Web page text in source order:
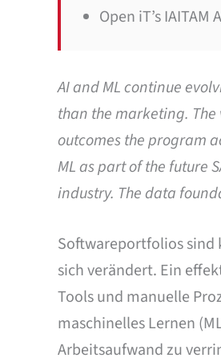
Open iT’s
AI and ML continue
than the marketing.
outcomes the program
ML as part of the future
industry. The data
Softwareportfolios sind
sich verändert. Ein
Tools und manuelle
maschinelles Lernen
Arbeitsaufwand zu